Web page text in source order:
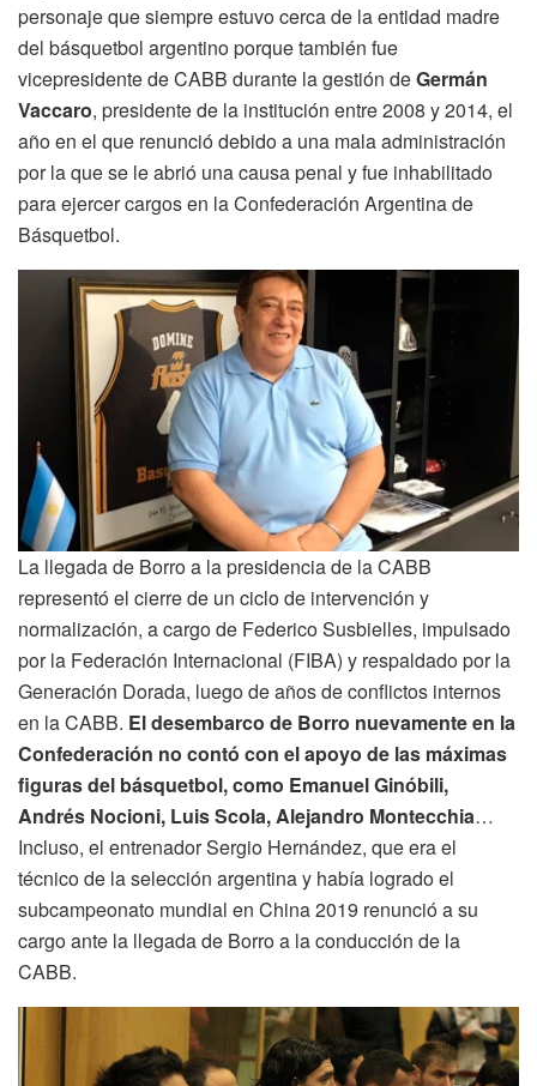
personaje que siempre estuvo cerca de la entidad madre
del básquetbol argentino porque también fue
vicepresidente de CABB durante la gestión deGermán
Vaccaro, presidente de la institución entre 2008 y 2014, el
año en el que renunció debido a una mala administración
por la que se le abrió una causa penal y fue inhabilitado
para ejercer cargos en la Confederación Argentina de
Básquetbol.
La llegada de Borro a la presidencia de la CABB
representó el cierre de un ciclo de intervención y
normalización, a cargo de Federico Susbielles, impulsado
por la Federación Internacional (FIBA) y respaldado por la
Generación Dorada, luego de años de conflictos internos
en la CABB. El desembarco de Borro nuevamente en la
Confederación no contó con el apoyo de las máximas
figuras del básquetbol, como Emanuel Ginóbili,
Andrés Nocioni, Luis Scola, Alejandro Montecchia…
Incluso, el entrenador Sergio Hernández, que era el
técnico de la selección argentina y había logrado el
subcampeonato mundial en China 2019 renunció a su
cargo ante la llegada de Borro a la conducción de la
CABB.